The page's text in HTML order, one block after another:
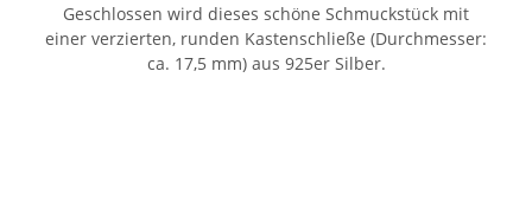
Geschlossen wird dieses schöne Schmuckstück mit
einer verzierten, runden Kastenschließe (Durchmesser:
ca. 17,5 mm) aus 925er Silber.